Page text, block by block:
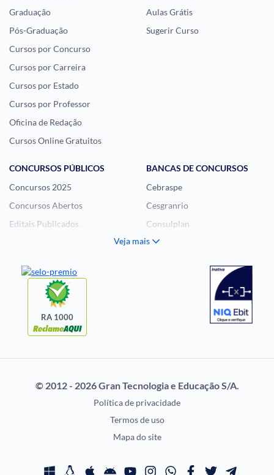
Graduação
Pós-Graduação
Cursos por Concurso
Cursos por Carreira
Cursos por Estado
Cursos por Professor
Oficina de Redação
Cursos Online Gratuitos
Aulas Grátis
Sugerir Curso
CONCURSOS PÚBLICOS
Concursos 2025
Concursos Abertos
Editais Publicados
Questões de Concurso
BANCAS DE CONCURSOS
Cebraspe
Cesgranrio
Consulplan
FCC
CONCURSOS POR
Concursos Militares
EXAME DE ORDEM
OAB
Prova OAB
Calendário OAB
Questões OAB
Exame de Ordem
Veja mais
RA 1000
© 2012 - 2026 Gran Tecnologia e Educação S/A.
Política de privacidade
Termos de uso
Mapa do site